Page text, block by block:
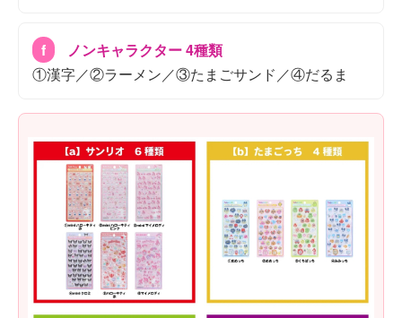
f
ノンキャラクター 4種類
①漢字／②ラーメン／③たまごサンド／④だるま